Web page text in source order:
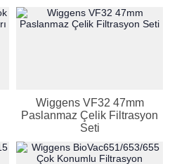
Wiggens VF32 47mm
Paslanmaz Çelik Filtrasyon
Seti